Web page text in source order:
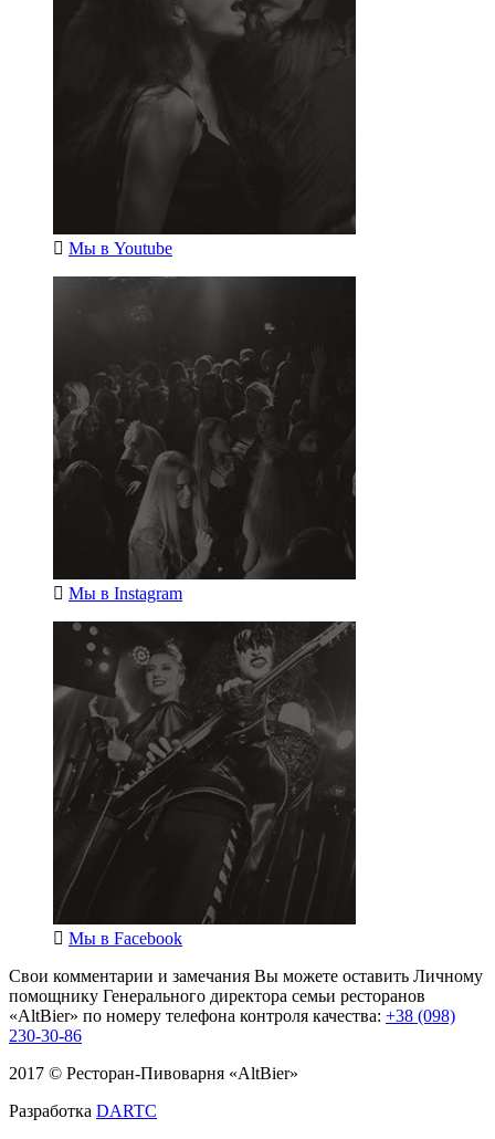
Мы в Youtube
Мы в Instagram
Мы в Facebook
Свои комментарии и замечания Вы можете оставить Личному
помощнику Генерального директора семьи ресторанов
«AltBier» по номеру телефона контроля качества: +38 (098)
230-30-86
2017 © Ресторан-Пивоварня «AltBier»
Разработка DARTC